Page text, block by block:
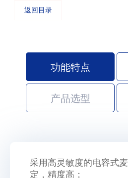
返回目录
功能特点
产品选型
采用高灵敏度的电容式
定，精度高；